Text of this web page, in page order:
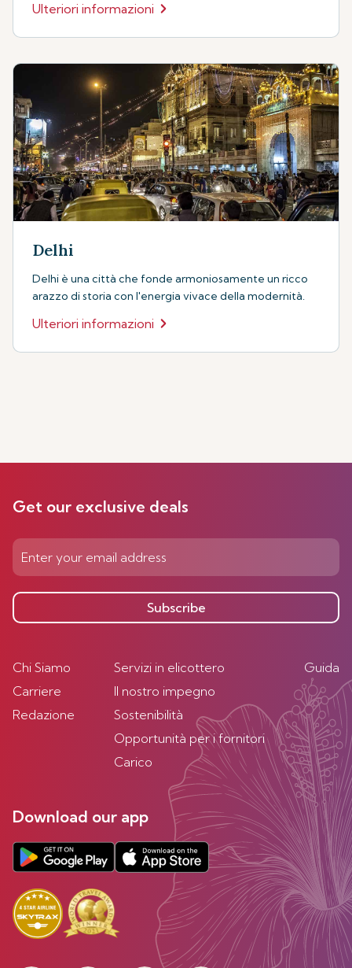
Ulteriori informazioni
Delhi
Delhi è una città che fonde armoniosamente un ricco
arazzo di storia con l'energia vivace della modernità.
Ulteriori informazioni
Get our exclusive deals
Subscribe
Chi Siamo
Carriere
Redazione
Servizi in elicottero
Il nostro impegno
Sostenibilità
Opportunità per i fornitori
Carico
Guida
Download our app